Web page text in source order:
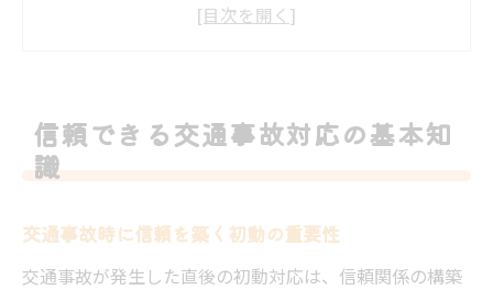
大野城市東大利の交通事故で注意すべき点
東大利で交通事故が多い場所の特徴を知る
交通事故発生時の現場対応で信頼を得るコ
信頼できる交通事故対応の基本知
識
交通事故時に信頼を築く初動の重要性
交通事故が発生した直後の初動対応は、信頼関係の構築